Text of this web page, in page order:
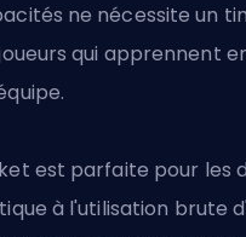
ne nécessite un
qui apprennent
est parfaite pour les
à l'utilisation brute